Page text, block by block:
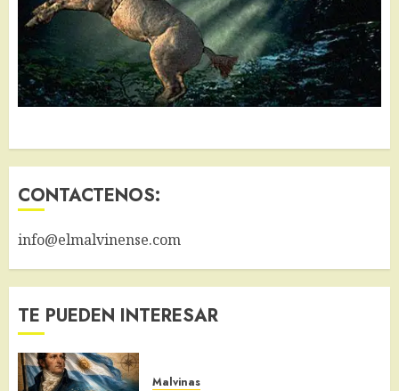
CONTACTENOS:
info@elmalvinense.com
TE PUEDEN INTERESAR
Malvinas